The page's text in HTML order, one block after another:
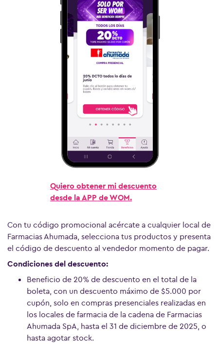
Quiero obtener mi descuento
desde la APP de WOM.
Con tu código promocional acércate a cualquier local de
Farmacias Ahumada, selecciona tus productos y presenta
el código de descuento al vendedor momento de pagar.
Condiciones del descuento:
Beneficio de 20% de descuento en el total de la
boleta, con un descuento máximo de $5.000 por
cupón, solo en compras presenciales realizadas en
los locales de farmacia de la cadena de Farmacias
Ahumada SpA, hasta el 31 de diciembre de 2025, o
hasta agotar stock.Ver más preguntas